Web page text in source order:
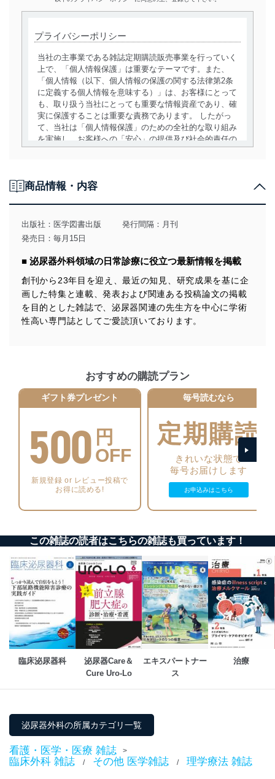
プライバシーポリシー
当社の主事業である雑誌定期購読販売事業を行っていく
上で、「個人情報保護」は重要なテーマです。また、
「個人情報（以下、個人情報の保護の関する法律第2条
に定義する個人情報を意味する）」は、お客様にとって
も、取り扱う当社にとっても重要な情報資産であり、確
実に保護することは重要な責務であります。 したがっ
て、当社は「個人情報保護」のための全社的な取り組み
を実施し、お客様への「安心」の提供及び社会的責任の
用目的を明確にし、本人の同意を得たうえで利用目的の
達成に必要な範囲内で適法かつ公正な手段によって取
得・利用・提供を行います。また、当社が保有している
個人情報は、同意を得ずに目的外利用、第三者への提
みを確実にするため、従業者等の教育を徹底してまいり
ます。また、目的外利用を行わないために、適切な管理
措置を講じます。
法令遵守
個人情報の安全管理措置
に、下記セキュリティ対策をはじめとする安全対策を実
施し、個人情報の漏えい、滅失またはき損の防止及び是
正に努めます。
アクセス制御
個人データを取り扱うことのできる機器及び当該
機器を取り扱う従業者を明確化し、 個人データへ
の不要なアクセスを防止しています。
機器に標準装備されているユーザー制御機能（ユ
ーザーアカウント制御）により、個人情報データ
ベース等を取り扱う情報システムを使用する従業
者を識別・認証しています。
外部からの不正アクセス等の防止
個人データを取り扱う機器等のオペレーティング
システムを最新の状態に保持しています。
個人データを取り扱う機器等にセキュリティ対策
ソフトウェア等を導入し、自動更新 機能等の活用
により、これを最新状態としています。
情報システムの使用に伴う漏洩等の防止
個人情報保護マネジメントシステムの継続的改善
当社は、内部監査及びマネジメントレビューの機会を通
じて、個人情報保護マネジメントシステムを継続的に改
商品情報・内容
出版社： 医学図書出版
発行間隔：月刊
発売日：毎月15日
■ 泌尿器外科領域の日常診療に役立つ最新情報を掲載
創刊から23年目を迎え、最近の知見、研究成果を基に企
画した特集と連載、発表および関連ある投稿論文の掲載
を目的とした雑誌で、泌尿器関連の先生方を中心に学術
性高い専門誌としてご愛読頂いております。
おすすめの購読プラン
ギフト券プレゼント
500 円
OFF
新規登録 or レビュー投稿で
お得に読める!
毎号読むなら
定期購読
きれいな状態で
毎号お届けします
お申込みはこちら
この雑誌の読者はこちらの雑誌も買っています！
臨床泌尿器科
泌尿器Care＆
Cure Uro-Lo
エキスパートナー
ス
治療
泌尿器外科の所属カテゴリ一覧
看護・医学・医療 雑誌 >
臨床外科 雑誌 / その他 医学雑誌 / 理学療法 雑誌